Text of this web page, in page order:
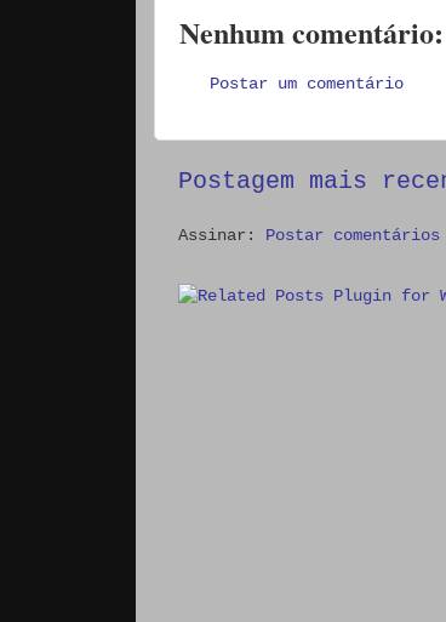
Nenhum comentário:
Postar um comentário
Postagem mais
Assinar: Postar comentários